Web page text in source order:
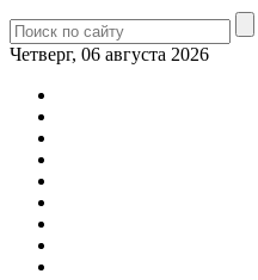
Четверг, 06 августа 2026